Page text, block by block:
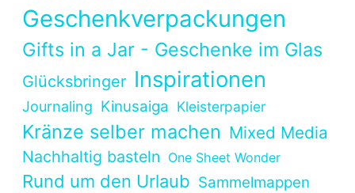
Geschenkverpackungen
Gifts in a Jar - Geschenke im Glas
Glücksbringer Inspirationen
Journaling Kinusaiga Kleisterpapier
Kränze selber machen Mixed Media
Nachhaltig basteln One Sheet Wonder
Rund um den Urlaub Sammelmappen